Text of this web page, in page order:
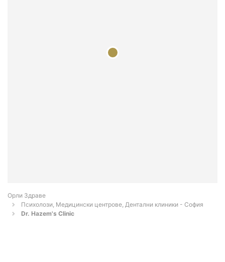
Орли Здраве
Психолози, Медицински центрове, Дентални клиники - София
Dr. Hazem's Clinic